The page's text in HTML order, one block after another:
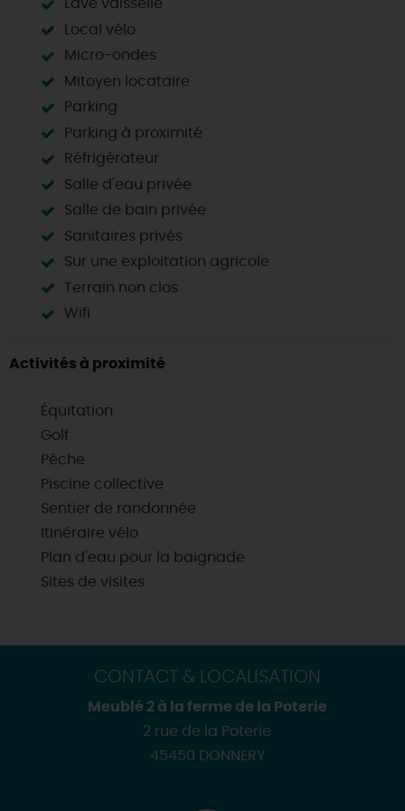
Lave vaisselle
Local vélo
Micro-ondes
Mitoyen locataire
Parking
Parking à proximité
Réfrigérateur
Salle d'eau privée
Salle de bain privée
Sanitaires privés
Sur une exploitation agricole
Terrain non clos
Wifi
Activités à proximité
Équitation
Golf
Pêche
Piscine collective
Sentier de randonnée
Itinéraire vélo
Plan d'eau pour la baignade
Sites de visites
CONTACT & LOCALISATION
Meublé 2 à la ferme de la Poterie
2 rue de la Poterie
45450 DONNERY